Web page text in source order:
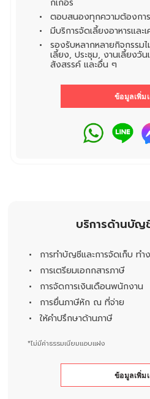
ตอบสนองทุกความต้องก
มีบริการจัดเลี้ยงอาหารและ
รองรับหลากหลายกิจกรรม
เลี้ยง, ประชุม, งานเลี้ยงวั
สังสรรค์ และอื่น ๆ
ข้อมูลเพิ่ม
บริการด้านบัญ
การทำบัญชีและการจัดเก็บ ทำ
การเตรียมเอกกสารภาษี
การจัดการเงินเดือนพนักงาน
การยื่นภาษีหัก ณ ที่จ่าย
ให้คำปรึกษาด้านภาษี
*ไม่มีค่าธรรมเนียมแอบแฝง
ข้อมูลเพิ่ม